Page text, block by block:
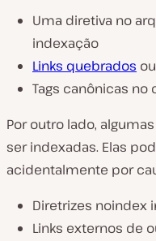
Uma diretiva no
indexação
Links quebrados ou
Tags canônicas no
Por outro lado,
ser indexadas. Elas
acidentalmente por
Diretrizes noindex
Links externos de